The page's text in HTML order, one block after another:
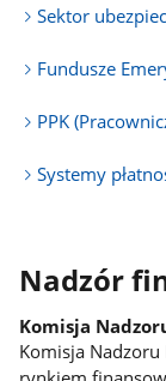
Sektor
Fundusze
PPK
Systemy
Nadzór
Komisja
Komisja